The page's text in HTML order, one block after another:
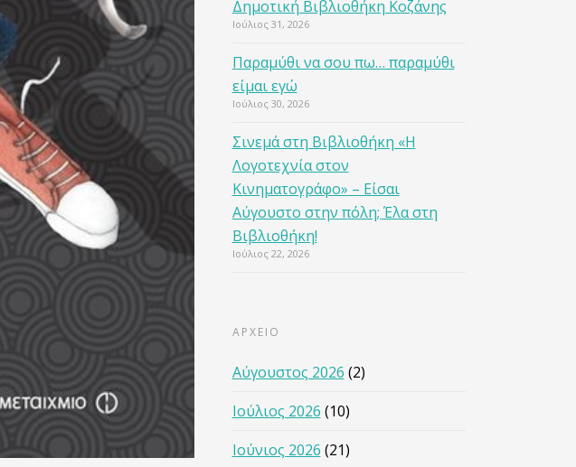
Δημοτική Βιβλιοθήκη Κοζάνης
Ιούλιος 31, 2026
Παραμύθι να σου πω… παραμύθι
είμαι εγώ
Ιούλιος 30, 2026
Σινεμά στη Βιβλιοθήκη «Η
Λογοτεχνία στον
Κινηματογράφο» – Είσαι
Αύγουστο στην πόλη; Έλα στη
Βιβλιοθήκη!
Ιούλιος 22, 2026
ΑΡΧΕΙΟ
Αύγουστος 2026 (2)
Ιούλιος 2026 (10)
Ιούνιος 2026 (21)